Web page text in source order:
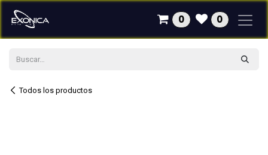
Ir al contenido
0 0
Todos los productos